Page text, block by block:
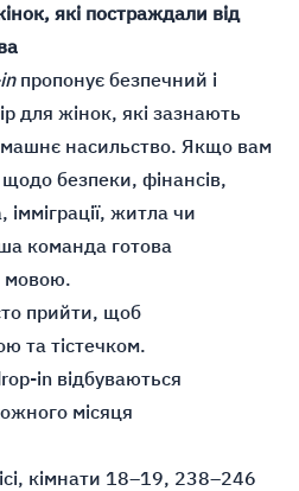
які постраждали від
пропонує безпечний і
для жінок, які зазнають
насильство. Якщо вам
щодо безпеки, фінансів,
імміграції, житла чи
команда готова
мовою.
прийти, щоб
та тістечком.
in відбуваються
місяця
кімнати 18–19, 238–246